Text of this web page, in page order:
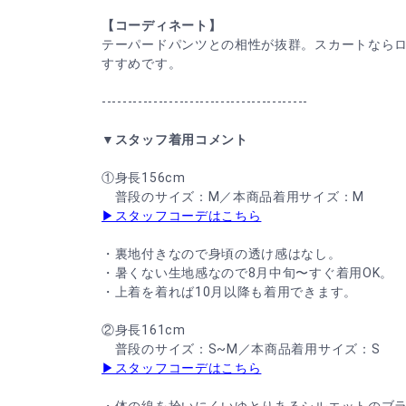
【コーディネート】
テーパードパンツとの相性が抜群。スカートなら
すすめです。
----------------------------------------
▼スタッフ着用コメント
①身長156cm
普段のサイズ：M／本商品着用サイズ：M
▶スタッフコーデはこちら
・裏地付きなので身頃の透け感はなし。
・暑くない生地感なので8月中旬〜すぐ着用OK。
・上着を着れば10月以降も着用できます。
②身長161cm
普段のサイズ：S~M／本商品着用サイズ：S
▶スタッフコーデはこちら